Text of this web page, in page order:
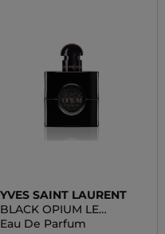
YVES SAINT LAURENT
BLACK OPIUM LE
PARFUM
Eau De Parfum